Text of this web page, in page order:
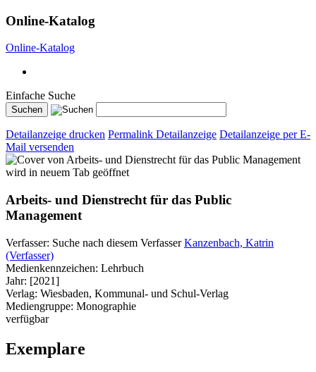
Online-Katalog
Online-Katalog
Einfache Suche
Detailanzeige drucken Permalink Detailanzeige Detailanzeige per E-
Mail versenden
wird in neuem Tab geöffnet
Arbeits- und Dienstrecht für das Public
Management
Verfasser: Suche nach diesem Verfasser Kanzenbach, Katrin
(Verfasser)
Medienkennzeichen: Lehrbuch
Jahr: [2021]
Verlag: Wiesbaden, Kommunal- und Schul-Verlag
Mediengruppe: Monographie
verfügbar
Exemplare